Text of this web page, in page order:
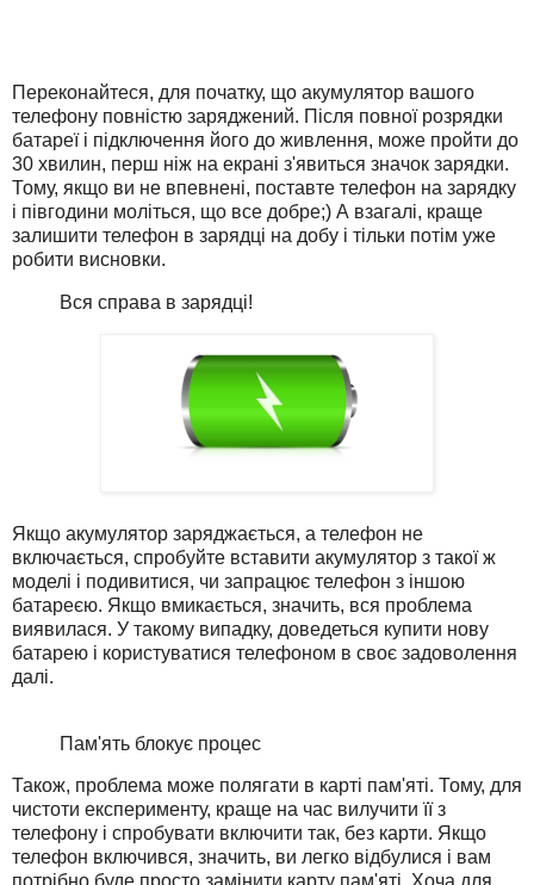
Переконайтеся, для початку, що акумулятор вашого
телефону повністю заряджений. Після повної розрядки
батареї і підключення його до живлення, може пройти до
30 хвилин, перш ніж на екрані з'явиться значок зарядки.
Тому, якщо ви не впевнені, поставте телефон на зарядку
і півгодини моліться, що все добре;) А взагалі, краще
залишити телефон в зарядці на добу і тільки потім уже
робити висновки.
Вся справа в зарядці!
Якщо акумулятор заряджається, а телефон не
включається, спробуйте вставити акумулятор з такої ж
моделі і подивитися, чи запрацює телефон з іншою
батареєю. Якщо вмикається, значить, вся проблема
виявилася. У такому випадку, доведеться купити нову
батарею і користуватися телефоном в своє задоволення
далі.
Пам'ять блокує процес
Також, проблема може полягати в карті пам'яті. Тому, для
чистоти експерименту, краще на час вилучити її з
телефону і спробувати включити так, без карти. Якщо
телефон включився, значить, ви легко відбулися і вам